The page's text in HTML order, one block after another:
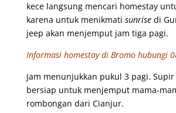
kece langsung mencari homestay
karena untuk menikmati sunrisedi
jeep akan menjemput jam tiga pagi.
Informasi homestay di Bromo hubungi
Jam menunjukkan pukul 3 pagi.
bersiap untuk menjemput mama-
rombongan dari Cianjur.